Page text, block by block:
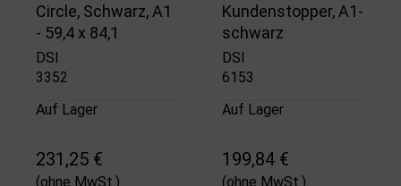
Circle, Schwarz, A1
- 59,4 x 84,1
DSI
3352
Auf Lager
231,25 €
(ohne MwSt.)
Kundenstopper, A1-
schwarz
DSI
6153
Auf Lager
199,84 €
(ohne MwSt.)